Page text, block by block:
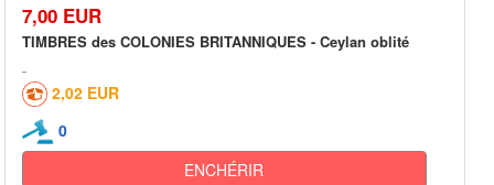
7,00 EUR
TIMBRES des COLONIES BRITANNIQUES - Ceylan oblité
2,02 EUR
0
ENCHÉRIR